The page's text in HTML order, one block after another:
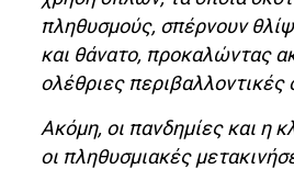
πληθυσμούς, σπέρνουν
και θάνατο, προκαλώντας
ολέθριες περιβαλλοντικές
Ακόμη, οι πανδημίες και η
οι πληθυσμιακές